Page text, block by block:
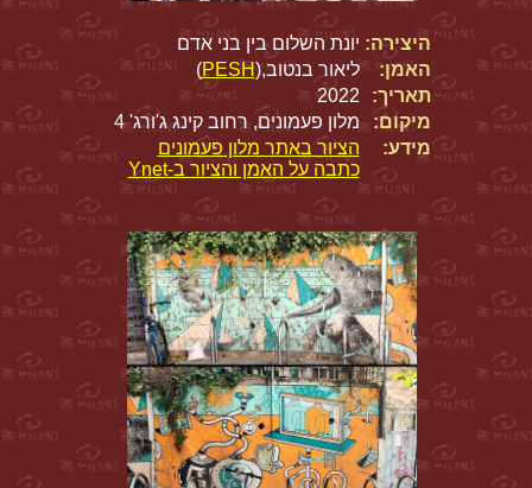
היצירה: יונת השלום בין בני אדם
האמן:
ליאור בנטוב,(PESH
)
תאריך:
2022
מיקום:
מלון פעמונים, רחוב קינג ג'ורג' 4
מידע:
הציור באתר מלון פעמונים
כתבה על האמן והציור ב-Ynet